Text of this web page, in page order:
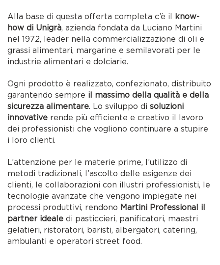
Alla base di questa offerta completa c’è il
know-
how di Unigrà, azienda fondata da Luciano Martini
nel 1972, leader nella commercializzazione di oli e
grassi alimentari, margarine e semilavorati per le
industrie alimentari e dolciarie.
Ogni prodotto è realizzato, confezionato, distribuito
garantendo sempre il massimo della qualità e della
sicurezza alimentare. Lo sviluppo disoluzioni
innovative rende più efficiente e creativo il lavoro
dei professionisti che vogliono continuare a stupire
i loro clienti.
L’attenzione per le materie prime, l’utilizzo di
metodi tradizionali, l’ascolto delle esigenze dei
clienti, le collaborazioni con illustri professionisti, le
tecnologie avanzate che vengono impiegate nei
processi produttivi, rendono Martini Professional il
partner ideale di pasticcieri, panificatori, maestri
gelatieri, ristoratori, baristi, albergatori, catering,
ambulanti e operatori street food.